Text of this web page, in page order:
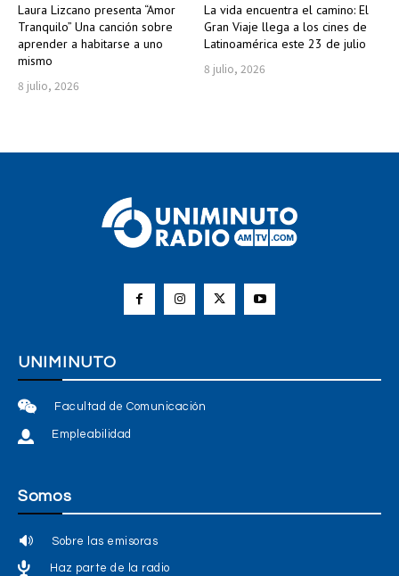
Laura Lizcano presenta “Amor
Tranquilo” Una canción sobre
aprender a habitarse a uno
mismo
8 julio, 2026
La vida encuentra el camino: El
Gran Viaje llega a los cines de
Latinoamérica este 23 de julio
8 julio, 2026
UNIMINUTO
Facultad de Comunicación
Empleabilidad
Somos
Sobre las emisoras
Haz parte de la radio